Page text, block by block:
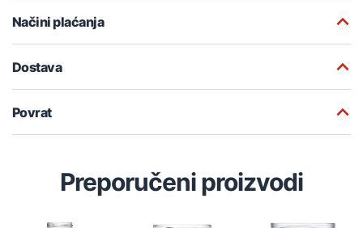
Načini plaćanja
Dostava
Povrat
Preporučeni proizvodi